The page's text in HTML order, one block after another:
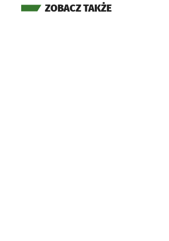
ZOBACZ TAKŻE